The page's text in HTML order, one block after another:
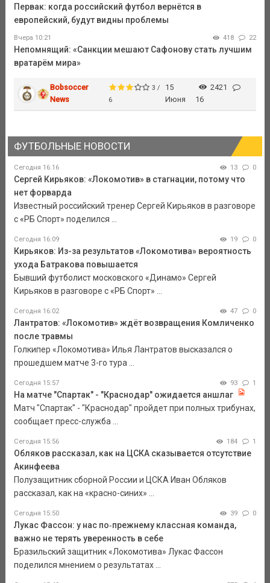
Первак: когда российский футбол вернётся в
европейский, будут видны проблемы
Вчера 10:21 418 22
Непомнящий: «Санкции мешают Сафонову стать лучшим
вратарём мира»
Bobsoccer
News
3 /
6
15
Июня
2421
16
ФУТБОЛЬНЫЕ НОВОСТИ
Сегодня 16:16 13 0
Сергей Кирьяков: «Локомотив» в стагнации, потому что
нет форварда
Известный российский тренер Сергей Кирьяков в разговоре
с «РБ Спорт» поделился ...
Сегодня 16:09 19 0
Кирьяков: Из-за результатов «Локомотива» вероятность
ухода Батракова повышается
Бывший футболист московского «Динамо» Сергей
Кирьяков в разговоре с «РБ Спорт» ...
Сегодня 16:02 47 0
Лантратов: «Локомотив» ждёт возвращения Комличенко
после травмы
Голкипер «Локомотива» Илья Лантратов высказался о
прошедшем матче 3-го тура ...
Сегодня 15:57 93 1
На матче "Спартак" - "Краснодар" ожидается аншлаг
Матч "Спартак" - "Краснодар" пройдет при полных трибунах,
сообщает пресс-служба ...
Сегодня 15:56 184 1
Обляков рассказал, как на ЦСКА сказывается отсутствие
Акинфеева
Полузащитник сборной России и ЦСКА Иван Обляков
рассказал, как на «красно-синих» ...
Сегодня 15:50 39 0
Лукас Фассон: у нас по‑прежнему классная команда,
важно не терять уверенность в себе
Бразильский защитник «Локомотива» Лукас Фассон
поделился мнением о результатах ...